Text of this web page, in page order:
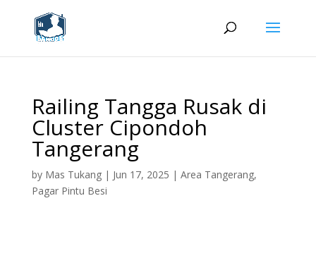
Railing Tangga Rusak di
Cluster Cipondoh
Tangerang
by Mas Tukang| Jun 17, 2025 | Area Tangerang,
Pagar Pintu Besi